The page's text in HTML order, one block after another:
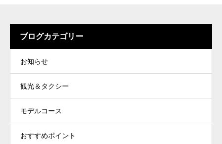
ブログカテゴリー
お知らせ
観光＆タクシー
モデルコース
おすすめポイント